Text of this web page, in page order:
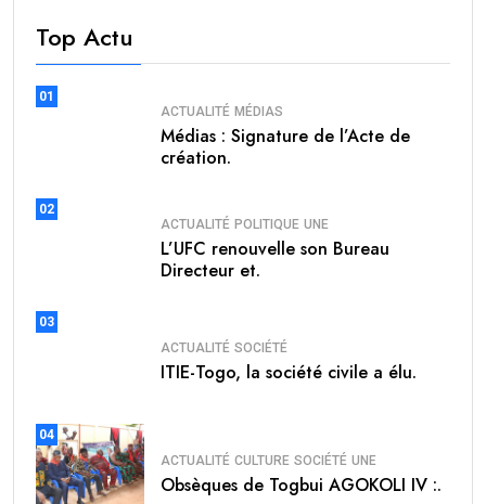
Top Actu
01
ACTUALITÉ MÉDIAS
Médias : Signature de l’Acte de
création.
02
ACTUALITÉ POLITIQUE UNE
L’UFC renouvelle son Bureau
Directeur et.
03
ACTUALITÉ SOCIÉTÉ
ITIE-Togo, la société civile a élu.
04
ACTUALITÉ CULTURE SOCIÉTÉ UNE
Obsèques de Togbui AGOKOLI IV :.